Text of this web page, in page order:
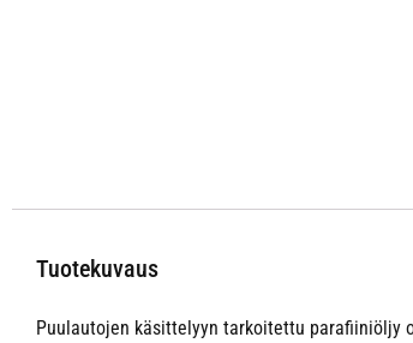
Tuotekuvaus
Puulautojen käsittelyyn tarkoitettu parafiiniöljy